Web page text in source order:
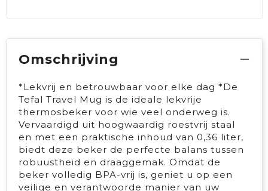
Omschrijving
*Lekvrij en betrouwbaar voor elke dag *De
Tefal Travel Mug is de ideale lekvrije
thermosbeker voor wie veel onderweg is.
Vervaardigd uit hoogwaardig roestvrij staal
en met een praktische inhoud van 0,36 liter,
biedt deze beker de perfecte balans tussen
robuustheid en draaggemak. Omdat de
beker volledig BPA-vrij is, geniet u op een
veilige en verantwoorde manier van uw